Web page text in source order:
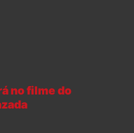
no filme do